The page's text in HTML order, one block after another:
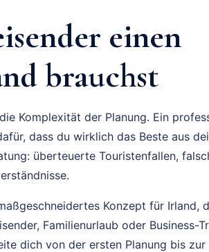
einen
brauchst
Komplexität der Planung. Ein
dass du wirklich das Beste aus
überteuerte Touristenfallen,
Konzept für Irland,
Familienurlaub oder Business-
dich von der ersten Planung bis zur